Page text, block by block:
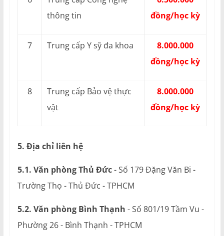
thông tin
đồng/học kỳ
7 Trung cấp Y sỹ đa khoa
8.000.000
đồng/học kỳ
8
Trung cấp Bảo vệ thực
vật
8.000.000
đồng/học kỳ
5. Địa chỉ liên hệ
5.1. Văn phòng Thủ Đức- Số 179 Đặng Văn Bi -
Trường Thọ - Thủ Đức - TPHCM
5.2. Văn phòng Bình Thạnh - Số 801/19 Tầm Vu -
Phường 26 - Bình Thạnh - TPHCM